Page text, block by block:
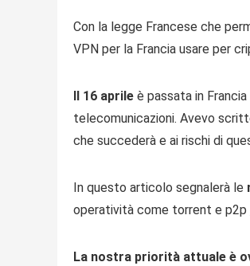
Con la legge Francese che
VPN per la Francia usare per
Il 16 aprile è passata in
telecomunicazioni. Avevo
che succederà e ai rischi di
In questo articolo segnalerà le
operatività come torrent e
La nostra priorità attuale è